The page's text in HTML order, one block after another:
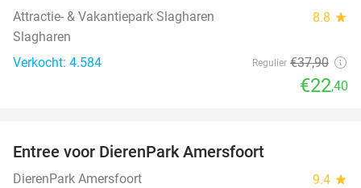
Attractie- & Vakantiepark Slagharen 8.8 star
Slagharen
Verkocht: 4.584
Regulier €37,90
€22,40
Entree voor DierenPark Amersfoort
DierenPark Amersfoort 9.4 star